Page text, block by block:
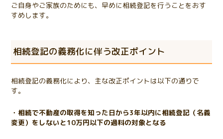
ご自身やご家族のためにも、早めに相続登記を行うことをおす
すめします。
相続登記の義務化に伴う改正ポイント
相続登記の義務化により、主な改正ポイントは以下の通りで
す。
・相続で不動産の取得を知った日から3年以内に相続登記（名義
変更）をしないと10万円以下の過料の対象となる